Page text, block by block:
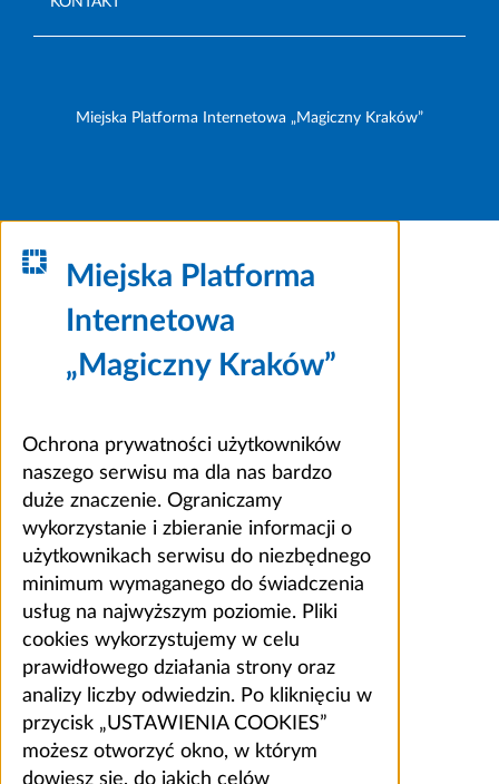
Miejska Platforma Internetowa „Magiczny Kraków”
Miejska Platforma
Internetowa
„Magiczny Kraków”
Ochrona prywatności użytkowników
naszego serwisu ma dla nas bardzo
duże znaczenie. Ograniczamy
wykorzystanie i zbieranie informacji o
użytkownikach serwisu do niezbędnego
minimum wymaganego do świadczenia
usług na najwyższym poziomie. Pliki
cookies wykorzystujemy w celu
prawidłowego działania strony oraz
analizy liczby odwiedzin. Po kliknięciu w
przycisk „USTAWIENIA COOKIES”
możesz otworzyć okno, w którym
dowiesz się, do jakich celów